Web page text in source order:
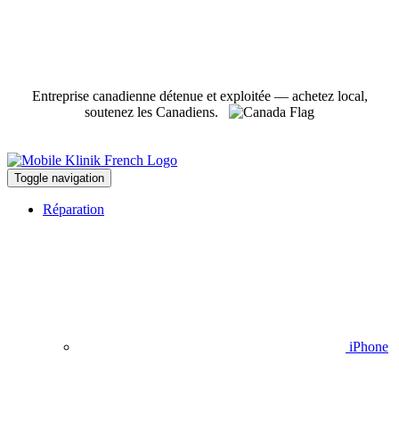
Entreprise canadienne détenue et exploitée — achetez local,
soutenez les Canadiens.
Toggle navigation
Réparation
iPhone